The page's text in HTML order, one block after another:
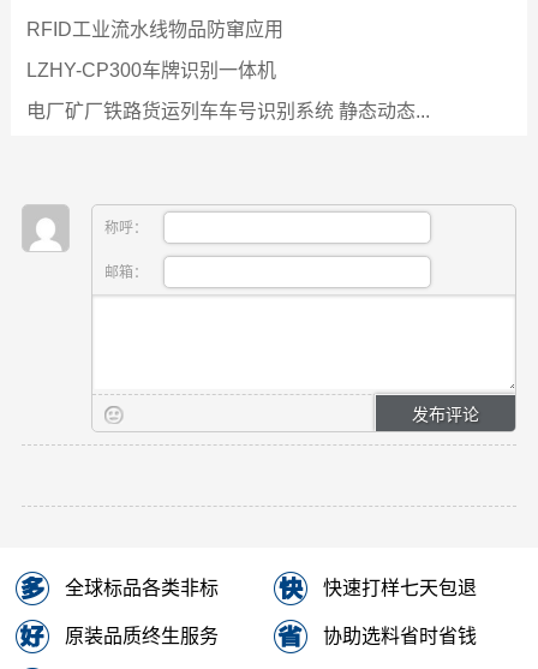
RFID工业流水线物品防窜应用
LZHY-CP300车牌识别一体机
电厂矿厂铁路货运列车车号识别系统 静态动态...
称呼：
邮箱：
全球标品各类非标 快速打样七天包退
原装品质终生服务 协助选料省时省钱